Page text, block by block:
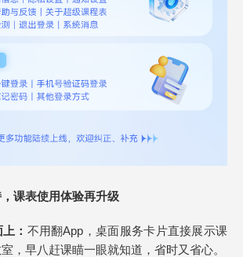
课表使用体验再升级
： 不用翻App，桌面服务卡片直接展示课
，早八赶课瞄一眼就知道，省时又省心。